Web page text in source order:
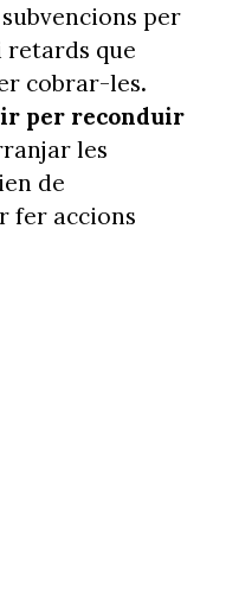
per
retards que
cobrar-les.
per reconduir
les
de
fer accions